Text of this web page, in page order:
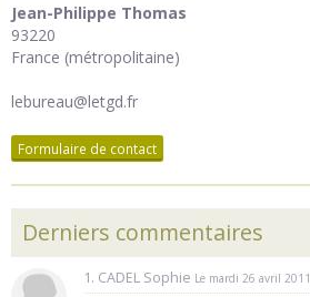
Jean-Philippe Thomas
93220
France (métropolitaine)
lebureau@letgd.fr
Formulaire de contact
Derniers commentaires
1. CADEL Sophie Le mardi 26 avril 2011